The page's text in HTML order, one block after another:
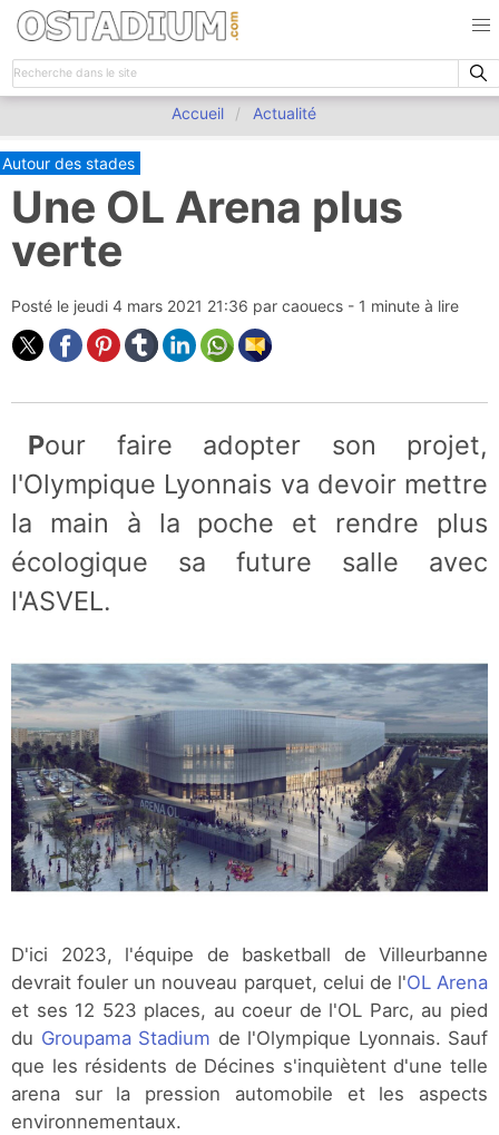
Accueil Actualité
Autour des stades
Une OL Arena plus
verte
Posté le jeudi 4 mars 2021 21:36 par caouecs - 1 minute à lire
Pour faire adopter son projet,
l'Olympique Lyonnais va devoir mettre
la main à la poche et rendre plus
écologique sa future salle avec
l'ASVEL.
D'ici 2023, l'équipe de basketball de Villeurbanne
devrait fouler un nouveau parquet, celui de l'OL Arena
et ses 12 523 places, au coeur de l'OL Parc, au pied
du Groupama Stadium de l'Olympique Lyonnais. Sauf
que les résidents de Décines s'inquiètent d'une telle
arena sur la pression automobile et les aspects
environnementaux.